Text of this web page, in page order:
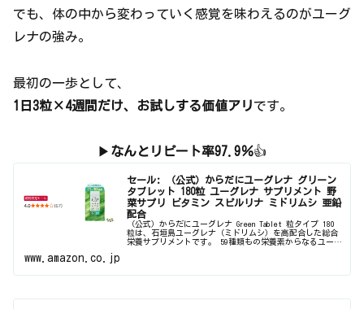
でも、体の中から変わっていく感覚を味わえるのがユーグ
レナの強み。
最初の一歩として、
1日3粒×4週間だけ、お試しする価値アリです。
▶ なんとリピート率97.9％👍
セール: （公式）からだにユーグレナ グリーン
タブレット 180粒 ユーグレナ サプリメント 野
菜サプリ ビタミン スピルリナ ミドリムシ 亜鉛
配合
（公式）からだにユーグレナ Green Tablet 粒タイプ 180
粒は、石垣島ユーグレナ（ミドリムシ）を高配合した総合
栄養サプリメントです。 59種類もの栄養素からなるユーグ
www.amazon.co.jp